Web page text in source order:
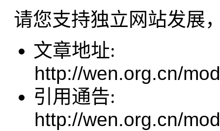
请您支持独立网站发展
文章地址:
http://wen.org.cn/
引用通告:
http://wen.org.cn/